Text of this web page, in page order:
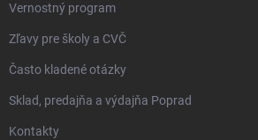
Vernostný program
Zľavy pre školy a CVČ
Často kladené otázky
Sklad, predajňa a výdajňa Poprad
Kontakty